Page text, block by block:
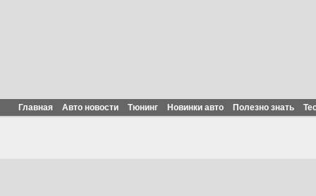
Главная Авто новости Тюнинг Новинки авто Полезно знать